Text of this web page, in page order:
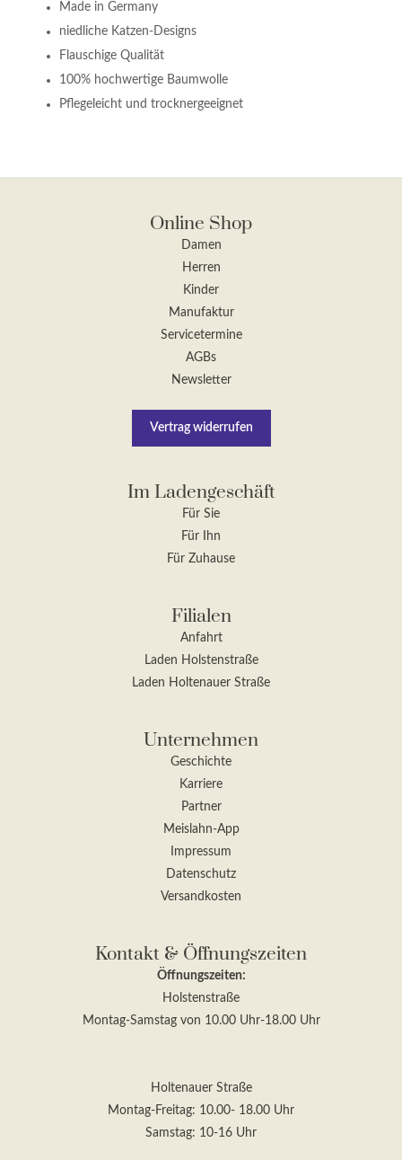
Made in Germany
niedliche Katzen-Designs
Flauschige Qualität
100% hochwertige Baumwolle
Pflegeleicht und trocknergeeignet
Online Shop
Damen
Herren
Kinder
Manufaktur
Servicetermine
AGBs
Newsletter
Vertrag widerrufen
Im Ladengeschäft
Für Sie
Für Ihn
Für Zuhause
Filialen
Anfahrt
Laden Holstenstraße
Laden Holtenauer Straße
Unternehmen
Geschichte
Karriere
Partner
Meislahn-App
Impressum
Datenschutz
Versandkosten
Kontakt & Öffnungszeiten
Öffnungszeiten:
Holstenstraße
Montag-Samstag von 10.00 Uhr-18.00 Uhr
Holtenauer Straße
Montag-Freitag: 10.00- 18.00 Uhr